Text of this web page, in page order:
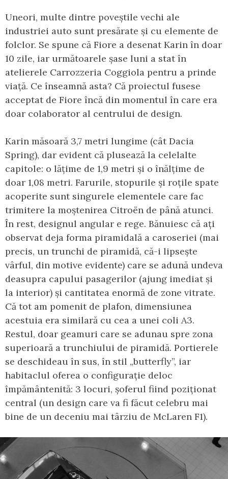
Uneori, multe dintre poveștile vechi ale
industriei auto sunt presărate și cu elemente de
folclor. Se spune că Fiore a desenat Karin în doar
10 zile, iar următoarele șase luni a stat în
atelierele Carrozzeria Coggiola pentru a prinde
viață. Ce înseamnă asta? Că proiectul fusese
acceptat de Fiore încă din momentul în care era
doar colaborator al centrului de design.
Karin măsoară 3,7 metri lungime (cât Dacia
Spring), dar evident că plusează la celelalte
capitole: o lățime de 1,9 metri și o înălțime de
doar 1,08 metri. Farurile, stopurile și roțile spate
acoperite sunt singurele elementele care fac
trimitere la moștenirea Citroën de până atunci.
În rest, designul angular e rege. Bănuiesc că ați
observat deja forma piramidală a caroseriei (mai
precis, un trunchi de piramidă, că-i lipsește
vârful, din motive evidente) care se adună undeva
deasupra capului pasagerilor (ajung imediat și
la interior) și cantitatea enormă de zone vitrate.
Că tot am pomenit de plafon, dimensiunea
acestuia era similară cu cea a unei coli A3.
Restul, doar geamuri care se adunau spre zona
superioară a trunchiului de piramidă. Portierele
se deschideau în sus, în stil „butterfly”, iar
habitaclul oferea o configurație deloc
împământenită: 3 locuri, șoferul fiind poziționat
central (un design care va fi făcut celebru mai
bine de un deceniu mai târziu de McLaren F1).